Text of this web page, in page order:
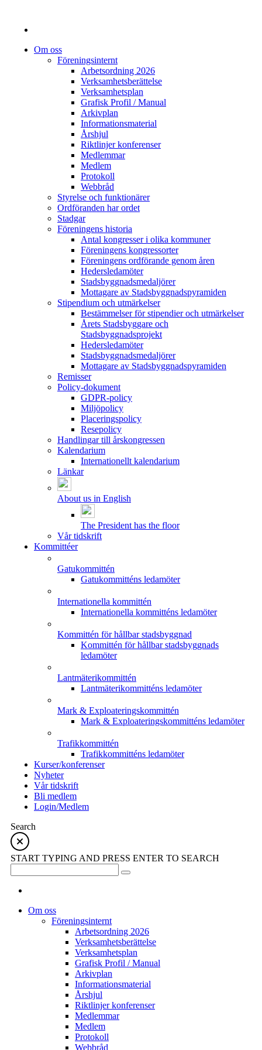
Om oss
Föreningsinternt
Arbetsordning 2026
Verksamhetsberättelse
Verksamhetsplan
Grafisk Profil / Manual
Arkivplan
Informationsmaterial
Årshjul
Riktlinjer konferenser
Medlemmar
Medlem
Protokoll
Webbråd
Styrelse och funktionärer
Ordföranden har ordet
Stadgar
Föreningens historia
Antal kongresser i olika kommuner
Föreningens kongressorter
Föreningens ordförande genom åren
Hedersledamöter
Stadsbyggnadsmedaljörer
Mottagare av Stadsbyggnadspyramiden
Stipendium och utmärkelser
Bestämmelser för stipendier och utmärkelser
Årets Stadsbyggare och
Stadsbyggnadsprojekt
Hedersledamöter
Stadsbyggnadsmedaljörer
Mottagare av Stadsbyggnadspyramiden
Remisser
Policy-dokument
GDPR-policy
Miljöpolicy
Placeringspolicy
Resepolicy
Handlingar till årskongressen
Kalendarium
Internationellt kalendarium
Länkar
About us in English
The President has the floor
Vår tidskrift
Kommittéer
Gatukommittén
Gatukommitténs ledamöter
Internationella kommittén
Internationella kommitténs ledamöter
Kommittén för hållbar stadsbyggnad
Kommittén för hållbar stadsbyggnads
ledamöter
Lantmäterikommittén
Lantmäterikommitténs ledamöter
Mark & Exploateringskommittén
Mark & Exploateringskommitténs ledamöter
Trafikkommittén
Trafikkommitténs ledamöter
Kurser/konferenser
Nyheter
Vår tidskrift
Bli medlem
Login/Medlem
Search
START TYPING AND PRESS ENTER TO SEARCH
Om oss
Föreningsinternt
Arbetsordning 2026
Verksamhetsberättelse
Verksamhetsplan
Grafisk Profil / Manual
Arkivplan
Informationsmaterial
Årshjul
Riktlinjer konferenser
Medlemmar
Medlem
Protokoll
Webbråd